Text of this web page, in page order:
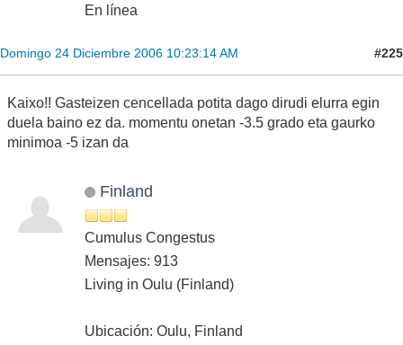
En línea
Domingo 24 Diciembre 2006 10:23:14 AM #225
Kaixo!! Gasteizen cencellada potita dago dirudi elurra egin
duela baino ez da. momentu onetan -3.5 grado eta gaurko
minimoa -5 izan da
Finland
Cumulus Congestus
Mensajes: 913
Living in Oulu (Finland)
Ubicación: Oulu, Finland